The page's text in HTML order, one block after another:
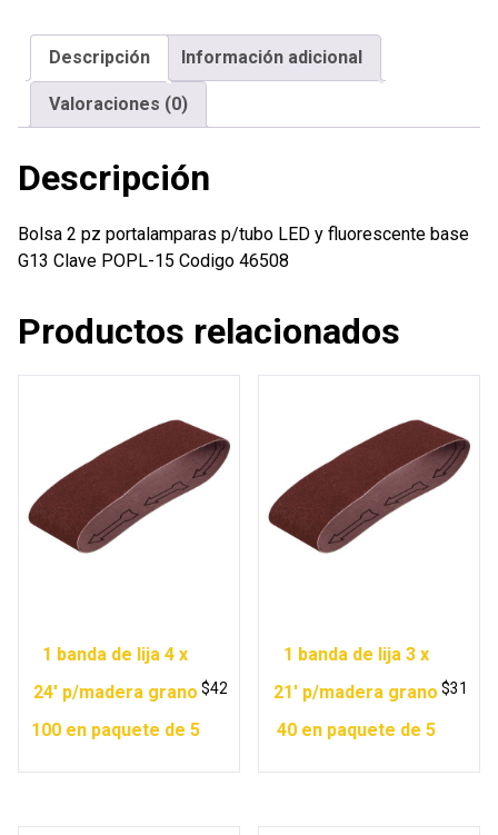
LED
fluorescente
base
cantidad
Descripción Información adicional
Valoraciones (0)
Descripción
Bolsa 2 pz portalamparas p/tubo LED y fluorescente base
G13 Clave POPL-15 Codigo 46508
Productos relacionados
1 banda de lija 4 x
24′ p/madera grano
100 en paquete de 5
$42
1 banda de lija 3 x
21′ p/madera grano
40 en paquete de 5
$31